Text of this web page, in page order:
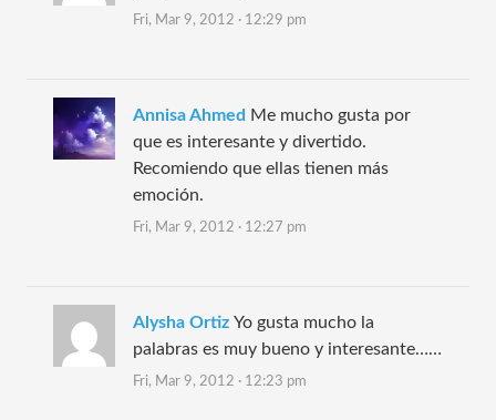
Fri, Mar 9, 2012 · 12:29 pm
Annisa Ahmed Me mucho gusta por
que es interesante y divertido.
Recomiendo que ellas tienen más
emoción.
Fri, Mar 9, 2012 · 12:27 pm
Alysha Ortiz Yo gusta mucho la
palabras es muy bueno y interesante……
Fri, Mar 9, 2012 · 12:23 pm